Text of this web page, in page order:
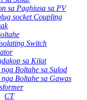
sa Paghiusa sa PV
socket Coupling
Switch
sa Kilat
nga Boltahe sa Sulod
nga Boltahe sa Gawas
CT